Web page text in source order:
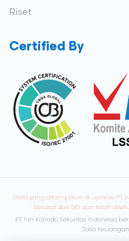
Riset
Certified By
Data yang ditampilkan di aplikasi PT
berasal dari BEI dan telah
PT NH Korindo Sekuritas Indonesia
Jasa